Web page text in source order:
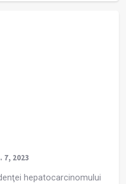
7, 2023
hepatocarcinomului